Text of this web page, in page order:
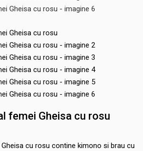
femei Gheisa cu rosu
cu rosu contine kimono si brau cu